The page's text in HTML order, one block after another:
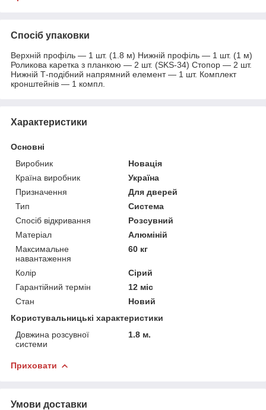
Спосіб упаковки
Верхній профіль — 1 шт. (1.8 м) Нижній профіль — 1 шт. (1 м)
Роликова каретка з планкою — 2 шт. (SKS-34) Стопор — 2 шт.
Нижній Т-подібний напрямний елемент — 1 шт. Комплект
кронштейнів — 1 компл.
Характеристики
Основні
Виробник
Новація
Країна виробник
Україна
Призначення
Для дверей
Тип
Система
Спосіб відкривання
Розсувний
Матеріал
Алюміній
Максимальне
навантаження
60 кг
Колір
Сірий
Гарантійний термін
12 міс
Стан
Новий
Користувальницькі характеристики
Довжина розсувної
системи
1.8 м.
Приховати
Умови доставки